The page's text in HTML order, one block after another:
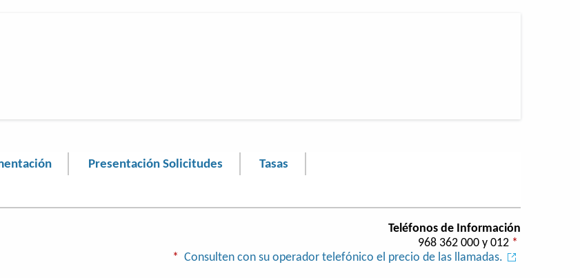
Presentación Solicitudes Tasas
Teléfonos de Información
968 362 000 y 012 *
* Consulten con su operador telefónico el precio de las llamadas.